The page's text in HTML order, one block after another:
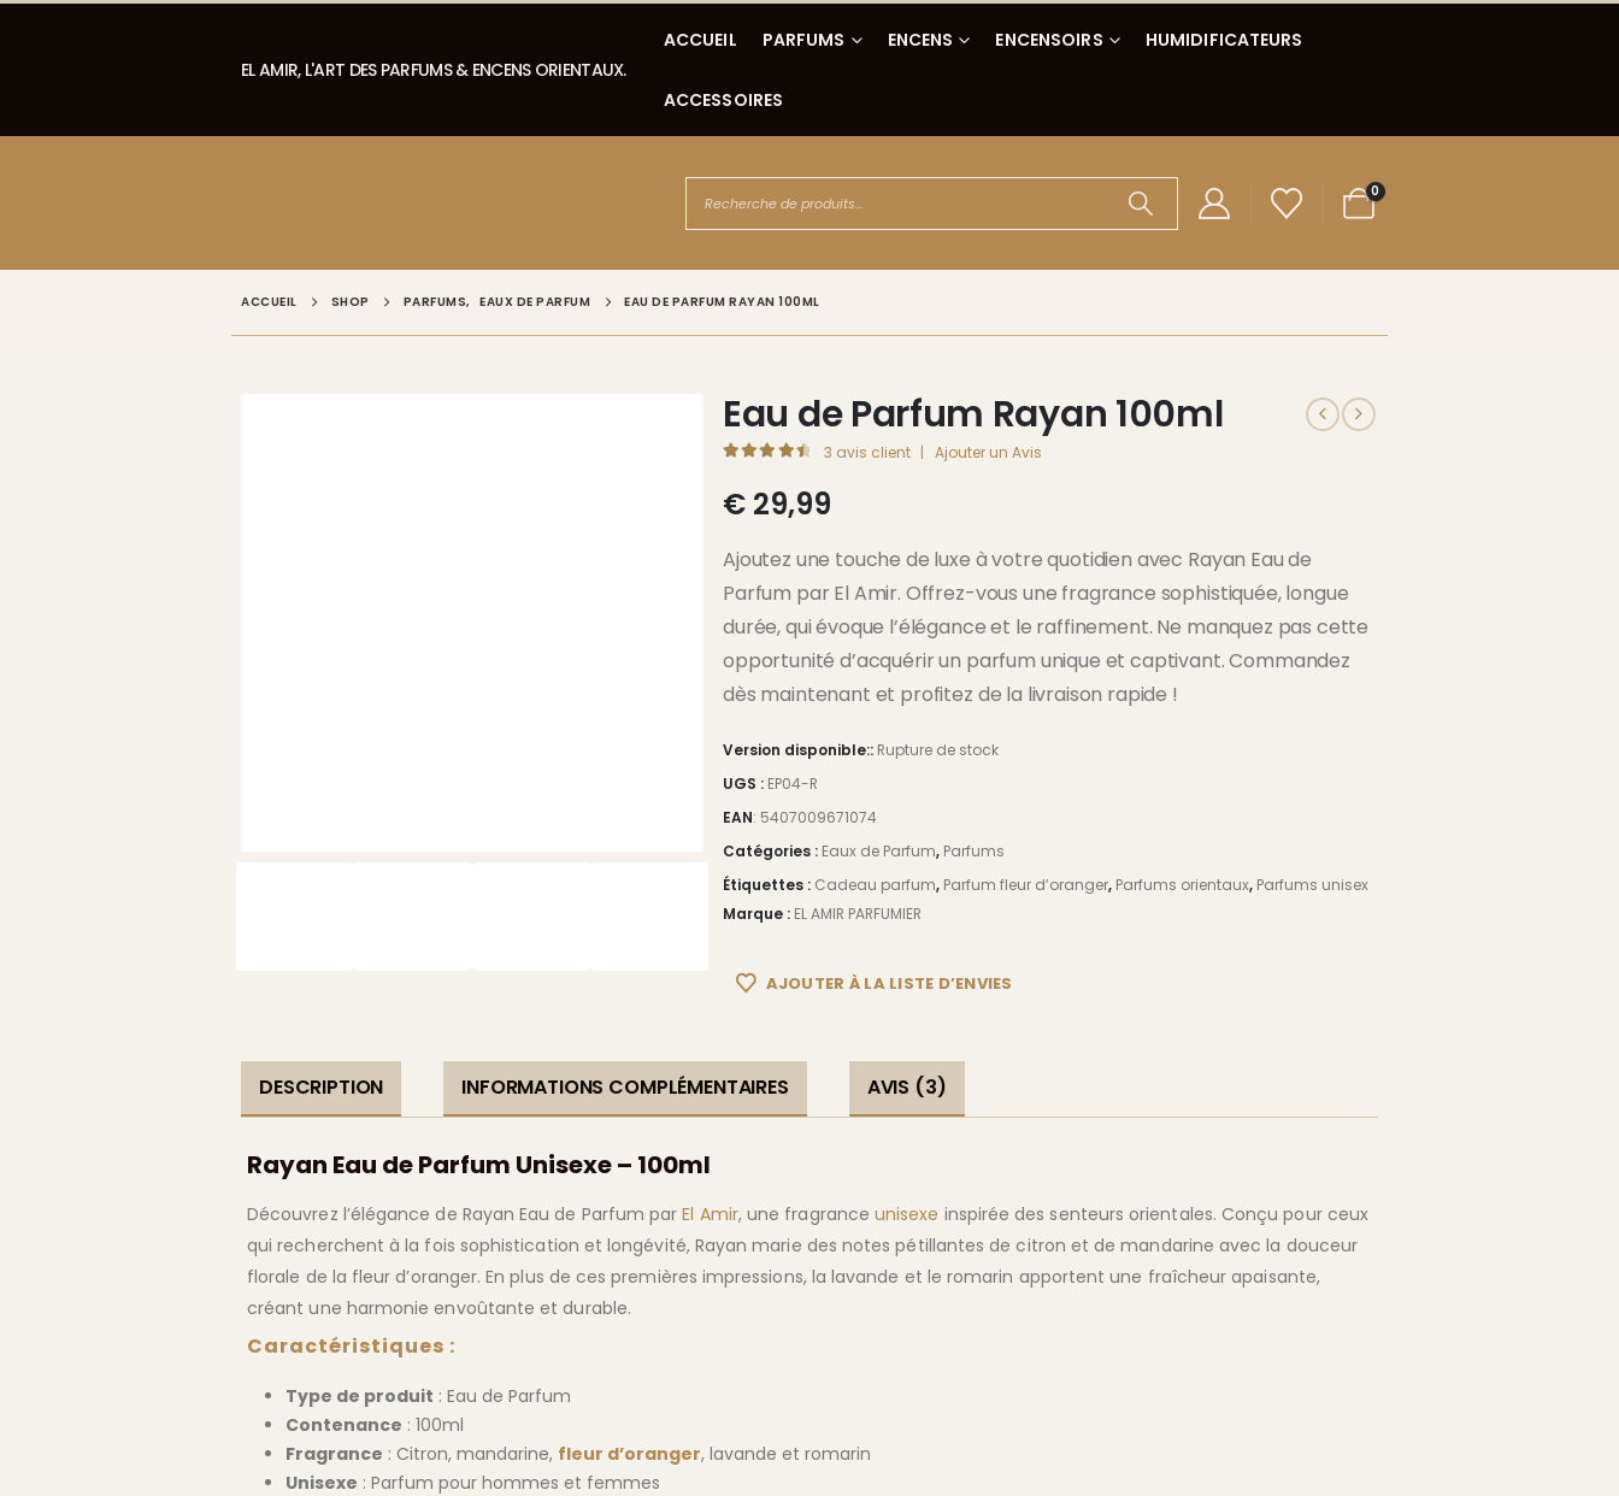
EL AMIR, L'ART DES PARFUMS & ENCENS ORIENTAUX.
ACCUEIL PARFUMS ENCENS ENCENSOIRS HUMIDIFICATEURS
ACCESSOIRES
0
ACCUEIL SHOP PARFUMS, EAUX DE PARFUM EAU DE PARFUM RAYAN 100ML
Eau de Parfum Rayan 100ml
3 avis client | Ajouter un Avis
€ 29,99
Ajoutez une touche de luxe à votre quotidien avec Rayan Eau de
Parfum par El Amir. Offrez-vous une fragrance sophistiquée, longue
durée, qui évoque l’élégance et le raffinement. Ne manquez pas cette
opportunité d’acquérir un parfum unique et captivant. Commandez
dès maintenant et profitez de la livraison rapide !
Version disponible:: Rupture de stock
UGS : EP04-R
EAN: 5407009671074
Catégories : Eaux de Parfum, Parfums
Étiquettes : Cadeau parfum, Parfum fleur d’oranger, Parfums orientaux, Parfums unisex
Marque : EL AMIR PARFUMIER
AJOUTER À LA LISTE D’ENVIES
DESCRIPTION INFORMATIONS COMPLÉMENTAIRES AVIS (3)
Rayan Eau de Parfum Unisexe – 100ml
Découvrez l’élégance de Rayan Eau de Parfum parEl Amir, une fragrance unisexe inspirée des senteurs orientales. Conçu pour ceux
qui recherchent à la fois sophistication et longévité, Rayan marie des notes pétillantes de citron et de mandarine avec la douceur
florale de la fleur d’oranger. En plus de ces premières impressions, la lavande et le romarin apportent une fraîcheur apaisante,
créant une harmonie envoûtante et durable.
Caractéristiques :
Type de produit : Eau de Parfum
Contenance : 100ml
Fragrance : Citron, mandarine, fleur d’oranger, lavande et romarin
Unisexe : Parfum pour hommes et femmes